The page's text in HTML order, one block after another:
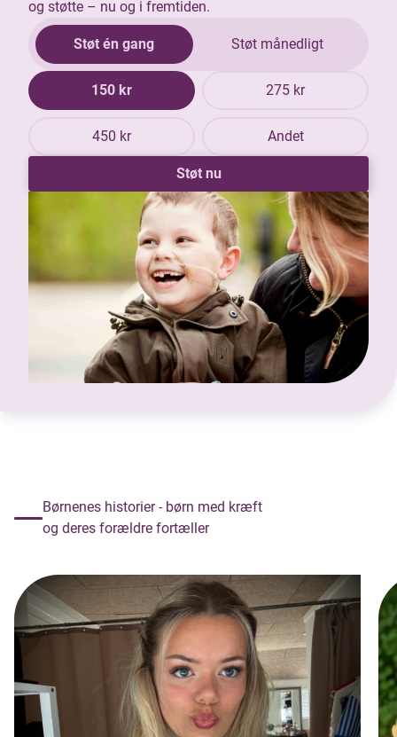
og støtte – nu og i fremtiden.
Støt én gang Støt månedligt
150 kr 275 kr
450 kr Andet
Støt nu
Børnenes historier - børn med kræft
og deres forældre fortæller